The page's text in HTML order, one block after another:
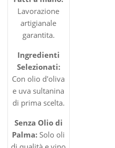
Lavorazione
artigianale
garantita.
Ingredienti
Selezionati:
Con olio d'oliva
e uva sultanina
di prima scelta.
Senza Olio di
Palma: Solo oli